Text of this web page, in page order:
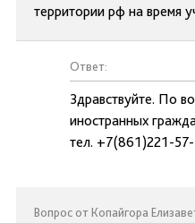
территории рф на время
Ответ:
Здравствуйте. По
иностранных
тел. +7(861)221-
Вопрос от Копайгора